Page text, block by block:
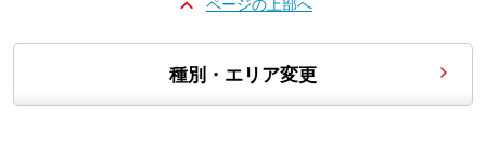
ページの上部へ
種別・エリア変更